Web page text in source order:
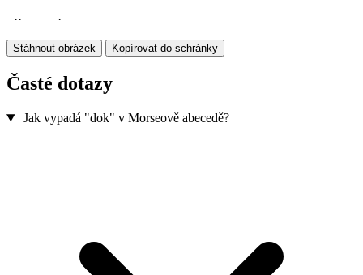
−·· −−− −·−
Stáhnout obrázek Kopírovat do schránky
Časté dotazy
Jak vypadá "dok" v Morseově abecedě?